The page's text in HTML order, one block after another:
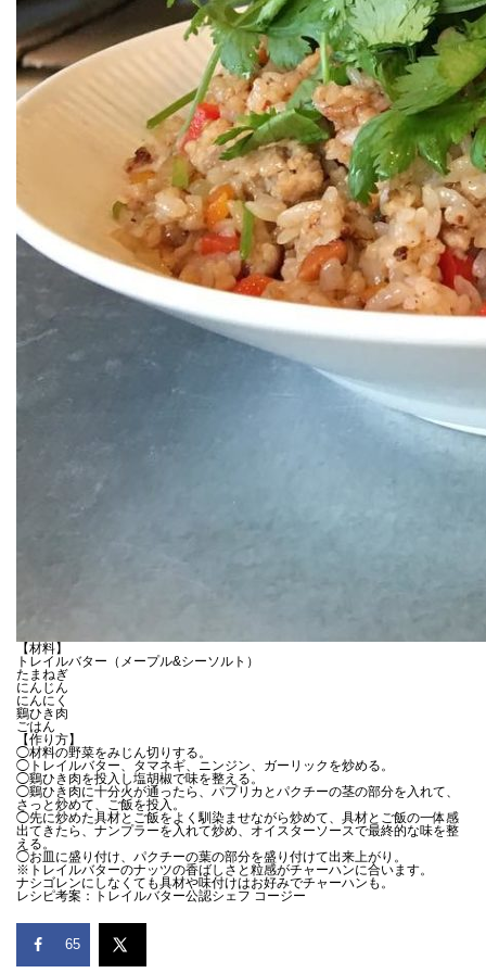
【材料】
トレイルバター（メープル&シーソルト）
たまねぎ
にんじん
にんにく
鷄ひき肉
ごはん
【作り方】
◯材料の野菜をみじん切りする。
◯トレイルバター、タマネギ、ニンジン、ガーリックを炒める。
◯鷄ひき肉を投入し塩胡椒で味を整える。
◯鷄ひき肉に十分火が通ったら、パプリカとパクチーの茎の部分を入れて、
さっと炒めて、ご飯を投入。
◯先に炒めた具材とご飯をよく馴染ませながら炒めて、具材とご飯の一体感
出てきたら、ナンプラーを入れて炒め、オイスターソースで最終的な味を整
える。
◯お皿に盛り付け、パクチーの葉の部分を盛り付けて出来上がり。
※トレイルバターのナッツの香ばしさと粒感がチャーハンに合います。
ナシゴレンにしなくても具材や味付けはお好みでチャーハンも。
レシピ考案：トレイルバター公認シェフ コージー
65